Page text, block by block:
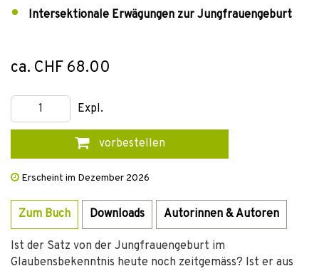
Intersektionale Erwägungen zur Jungfrauengeburt
ca. CHF 68.00
Expl.
vorbestellen
Erscheint im Dezember 2026
Zum Buch Downloads Autorinnen & Autoren
Ist der Satz von der Jungfrauengeburt im
Glaubensbekenntnis heute noch zeitgemäss? Ist er aus